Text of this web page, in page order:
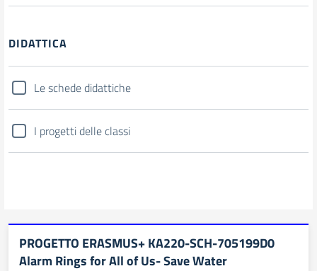
DIDATTICA
Le schede didattiche
I progetti delle classi
PROGETTO ERASMUS+ KA220-SCH-705199D0
Alarm Rings for All of Us- Save Water